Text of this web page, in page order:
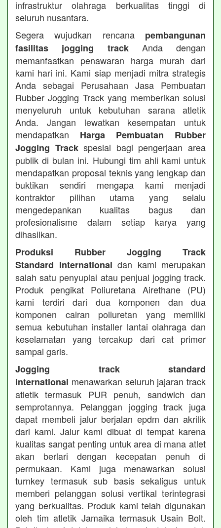
infrastruktur olahraga berkualitas tinggi di
seluruh nusantara.
Segera wujudkan rencana pembangunan
fasilitas jogging trackAnda dengan
memanfaatkan penawaran harga murah dari
kami hari ini. Kami siap menjadi mitra strategis
Anda sebagai Perusahaan Jasa Pembuatan
Rubber Jogging Track yang memberikan solusi
menyeluruh untuk kebutuhan sarana atletik
Anda. Jangan lewatkan kesempatan untuk
mendapatkan Harga Pembuatan Rubber
Jogging Trackspesial bagi pengerjaan area
publik di bulan ini. Hubungi tim ahli kami untuk
mendapatkan proposal teknis yang lengkap dan
buktikan sendiri mengapa kami menjadi
kontraktor pilihan utama yang selalu
mengedepankan kualitas bagus dan
profesionalisme dalam setiap karya yang
dihasilkan.
Produksi Rubber Jogging Track
Standard International dan kami merupakan
salah satu penyuplai atau penjual jogging track.
Produk pengikat Poliuretana Airethane (PU)
kami terdiri dari dua komponen dan dua
komponen cairan poliuretan yang memiliki
semua kebutuhan installer lantai olahraga dan
keselamatan yang tercakup dari cat primer
sampai garis.
Jogging track standard
international menawarkan seluruh jajaran track
atletik termasuk PUR penuh, sandwich dan
semprotannya. Pelanggan jogging track juga
dapat membeli jalur berjalan epdm dan akrilik
dari kami. Jalur kami dibuat di tempat karena
kualitas sangat penting untuk area di mana atlet
akan berlari dengan kecepatan penuh di
permukaan. Kami juga menawarkan solusi
turnkey termasuk sub basis sekaligus untuk
memberi pelanggan solusi vertikal terintegrasi
yang berkualitas. Produk kami telah digunakan
oleh tim atletik Jamaika termasuk Usain Bolt.